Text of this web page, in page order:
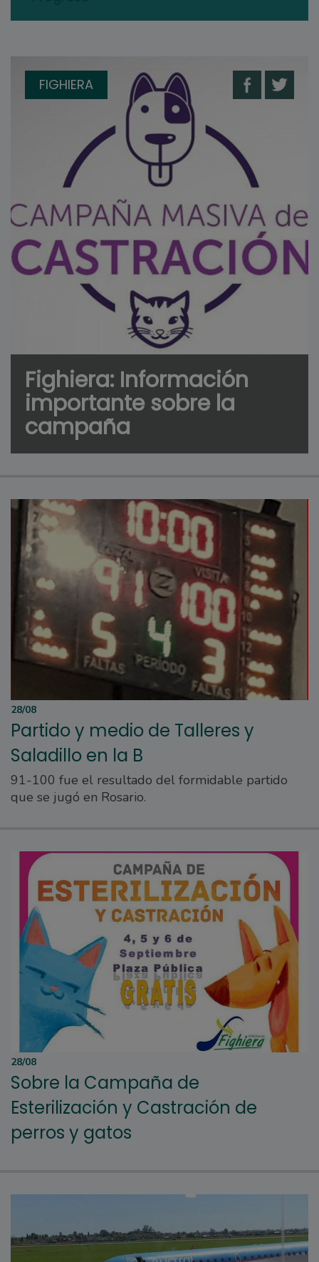
FIGHIERA
Fighiera: Información
importante sobre la
campaña
28/08
Partido y medio de Talleres y
Saladillo en la B
91-100 fue el resultado del formidable partido
que se jugó en Rosario.
28/08
Sobre la Campaña de
Esterilización y Castración de
perros y gatos